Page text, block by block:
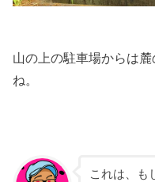
山の上の駐車場からは
ね。
これは、も